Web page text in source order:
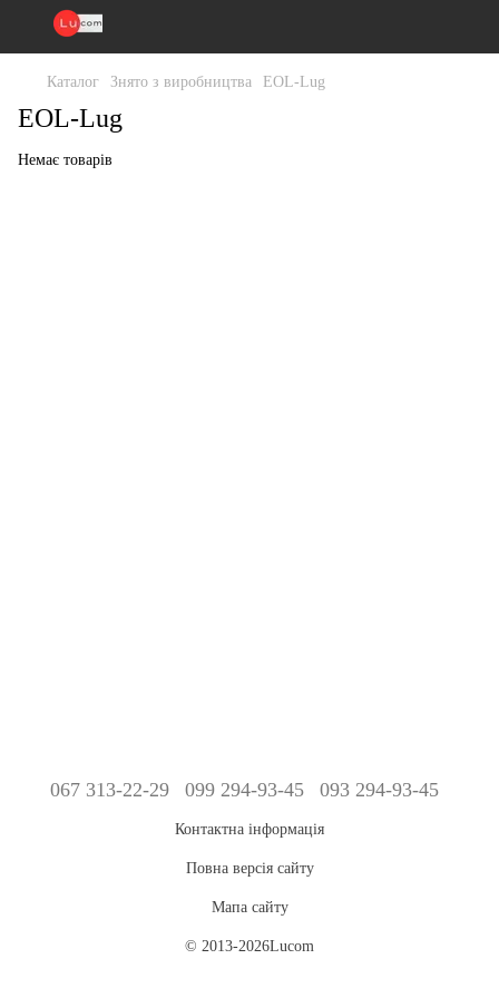
Каталог Знято з виробництва EOL-Lug
EOL-Lug
Немає товарів
067 313-22-29 099 294-93-45 093 294-93-45
Контактна інформація
Повна версія сайту
Мапа сайту
© 2013-2026Lucom